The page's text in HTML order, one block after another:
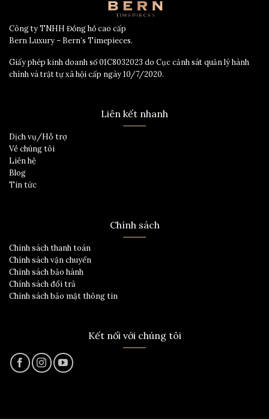
Công ty TNHH Đồng hồ cao cấp
Bern Luxury – Bern’s Timepieces.
Giấy phép kinh doanh số 01C8032023 do Cục cảnh sát quản lý hành
chính và trật tự xã hội cấp ngày 10/7/2020.
Liên kết nhanh
Dịch vụ/Hỗ trợ
Về chúng tôi
Liên hệ
Blog
Tin tức
Chính sách
Chính sách thanh toán
Chính sách vận chuyển
Chính sách bảo hành
Chính sách đổi trả
Chính sách bảo mật thông tin
Kết nối với chúng tôi